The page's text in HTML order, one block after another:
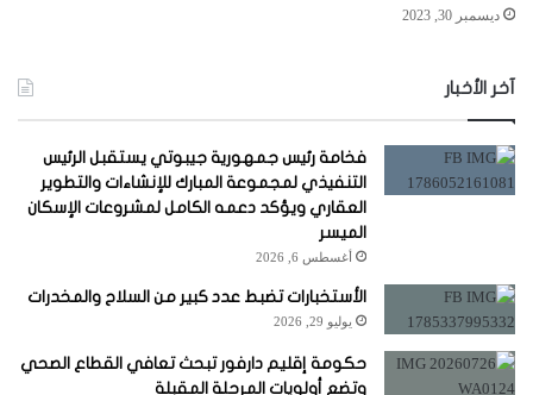
ديسمبر 30, 2023
آخر الأخبار
فخامة رئيس جمهورية جيبوتي يستقبل الرئيس
التنفيذي لمجموعة المبارك للإنشاءات والتطوير
العقاري ويؤكد دعمه الكامل لمشروعات الإسكان
الميسر
أغسطس 6, 2026
الأستخبارات تضبط عدد كبير من السلاح والمخدرات
يوليو 29, 2026
حكومة إقليم دارفور تبحث تعافي القطاع الصحي
وتضع أولويات المرحلة المقبلة